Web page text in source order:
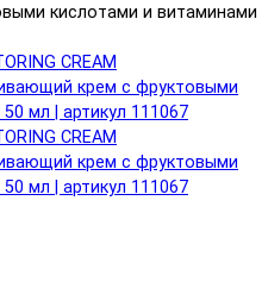
кислотами и витаминами